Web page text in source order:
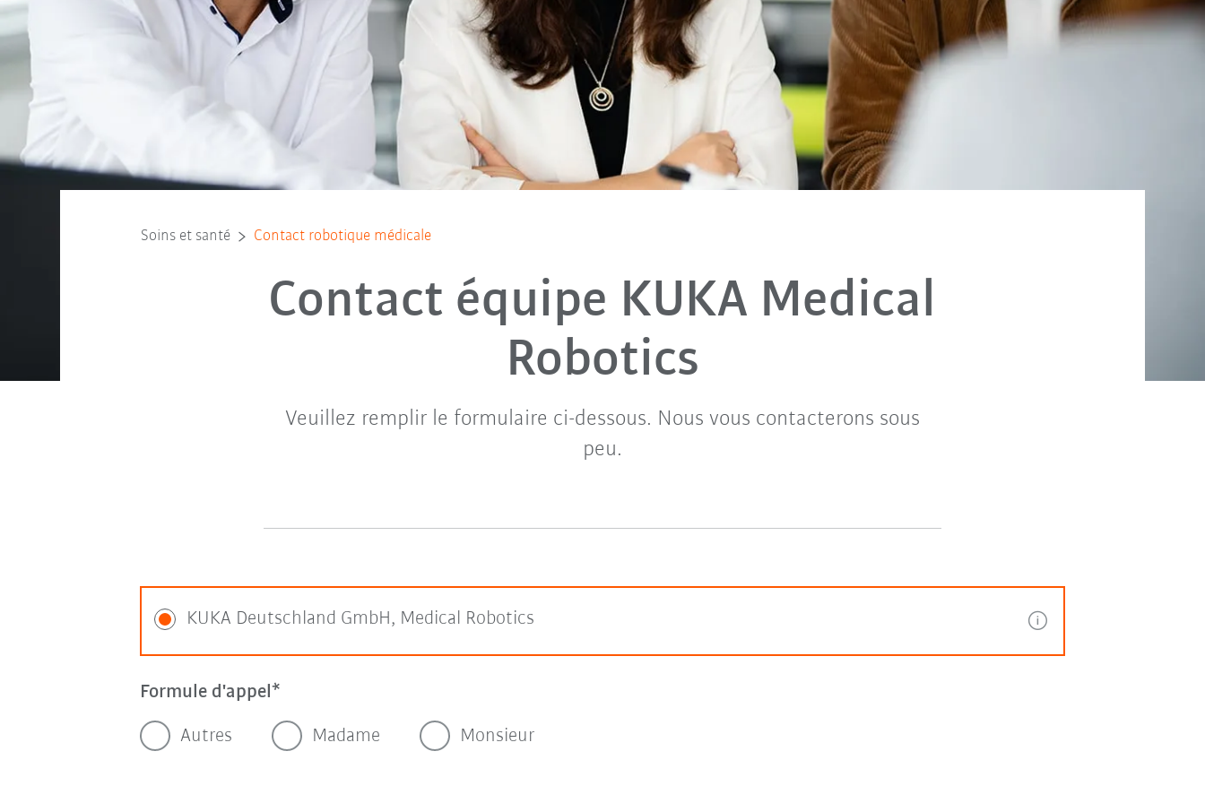
Soins et santé Contact robotique médicale
Contact équipe KUKA Medical
Robotics
Veuillez remplir le formulaire ci-dessous. Nous vous contacterons sous
peu.
KUKA Deutschland GmbH, Medical Robotics
Formule d'appel
Autres Madame Monsieur